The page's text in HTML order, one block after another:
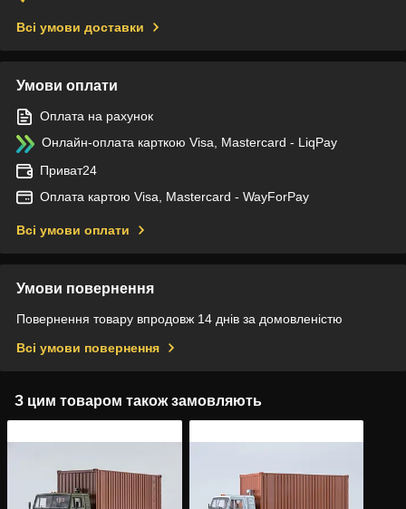
Всі умови доставки
Умови оплати
Оплата на рахунок
Онлайн-оплата карткою Visa, Mastercard - LiqPay
Приват24
Оплата картою Visa, Mastercard - WayForPay
Всі умови оплати
Умови повернення
Повернення товару впродовж 14 днів за домовленістю
Всі умови повернення
З цим товаром також замовляють